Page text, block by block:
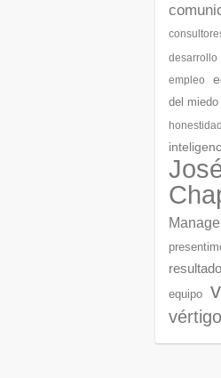
desarrollo
empleo
del miedo
honestidad
equipo
vértigo